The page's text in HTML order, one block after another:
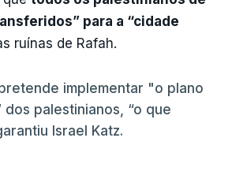
para a “cidade
ruínas de Rafah.
implementar "o plano
dos palestinianos, “o que
Israel Katz.